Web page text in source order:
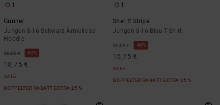
1
Gunner
Jungen 8-16 Schwarz Ärmelloser
Hoodie
50,00 € 63%
18,75 €
SALE
DOPPELTER RABATT EXTRA 25 %
1
Sheriff Stripe
Jungen 8-16 Blau T-Shirt
30,00 € 48%
15,75 €
SALE
DOPPELTER RABATT EXTRA 25 %